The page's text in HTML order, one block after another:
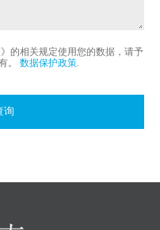
的相关规定使用您的数据，请予
。 数据保护政策.
询